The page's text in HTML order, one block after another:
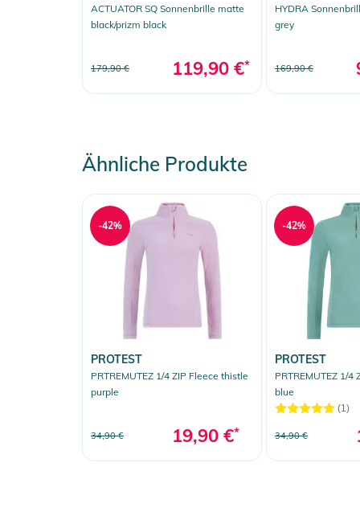
ACTUATOR SQ Sonnenbrille matte
black/prizm black
179,90 € 119,90 €*
HYDRA
grey
169,90 €
Ähnliche Produkte
PROTEST
PRTREMUTEZ 1/4 ZIP Fleece thistle
purple
34,90 € 19,90 €*
-42%
PROTEST
PRTREMUTEZ 1/4
blue
(1)
34,90 €
-42%